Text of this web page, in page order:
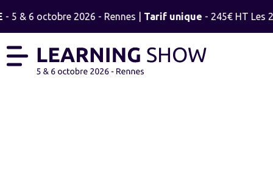
- 5 & 6 octobre 2026 - Rennes | Tarif unique- 245€ HT Les 2